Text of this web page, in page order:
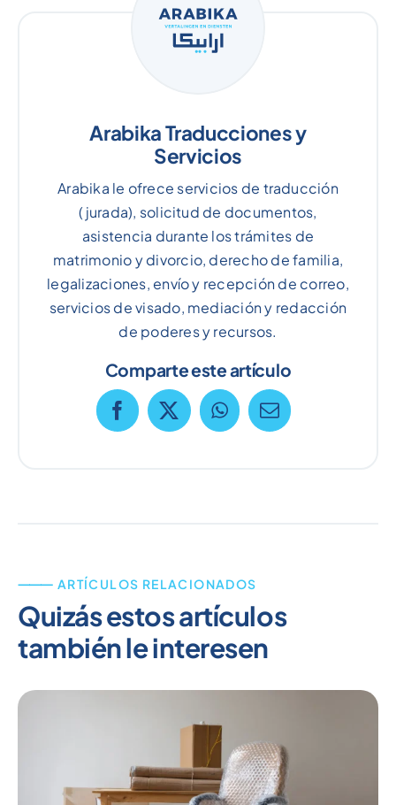
Arabika Traducciones y
Servicios
Arabika le ofrece servicios de traducción
(jurada), solicitud de documentos,
asistencia durante los trámites de
matrimonio y divorcio, derecho de familia,
legalizaciones, envío y recepción de correo,
servicios de visado, mediación y redacción
de poderes y recursos.
Comparte este artículo
⸻ ARTÍCULOS RELACIONADOS
Quizás estos artículos
también le interesen